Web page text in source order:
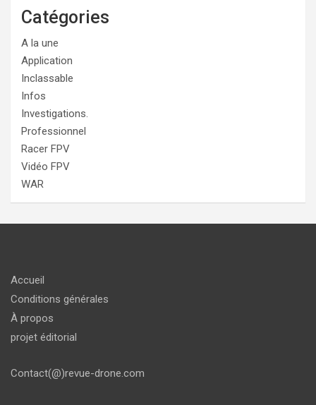
Catégories
A la une
Application
Inclassable
Infos
Investigations.
Professionnel
Racer FPV
Vidéo FPV
WAR
Accueil
Conditions générales
À propos
projet éditorial
Contact(@)revue-drone.com